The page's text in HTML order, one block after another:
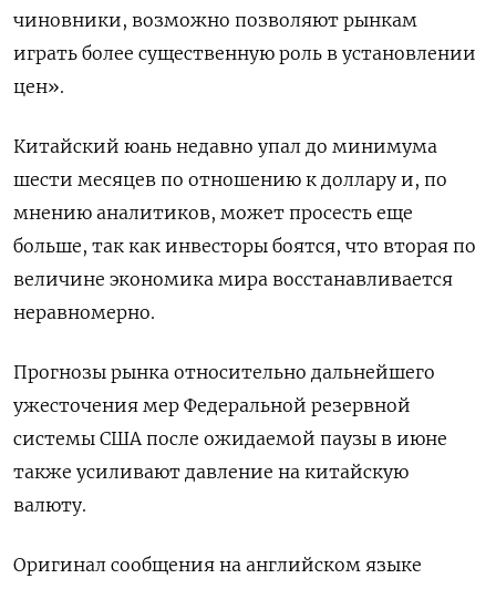
чиновники, возможно позволяют рынкам
играть более существенную роль в установлении
цен».
Китайский юань недавно упал до минимума
шести месяцев по отношению к доллару и, по
мнению аналитиков, может просесть еще
больше, так как инвесторы боятся, что вторая по
величине экономика мира восстанавливается
неравномерно.
Прогнозы рынка относительно дальнейшего
ужесточения мер Федеральной резервной
системы США после ожидаемой паузы в июне
также усиливают давление на китайскую
валюту.
Оригинал сообщения на английском языке